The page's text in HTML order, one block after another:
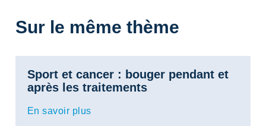
Sur le même thème
Sport et cancer : bouger pendant et
après les traitements
En savoir plus